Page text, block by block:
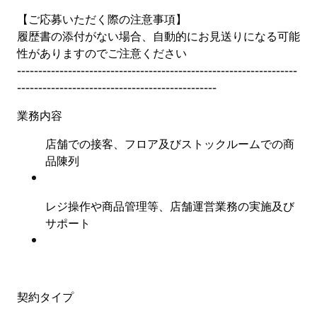
【ご応募いただく際の注意事項】
履歴書の添付がない場合、自動的にお見送りになる可能
性がありますのでご注意ください
------------------------------------------------------------------
-----------------------------------------------
業務内容
店舗での接客、フロア及びストックルームでの商
品陳列
レジ操作や商品管理等、店舗運営業務の実施及び
サポート
契約タイプ